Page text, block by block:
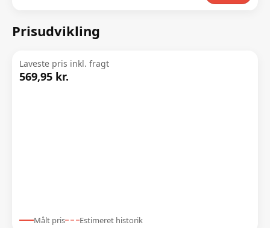
Prisudvikling
Laveste pris inkl. fragt
569,95 kr.
Målt pris Estimeret historik